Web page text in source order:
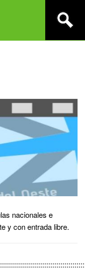
nacionales e
y con entrada libre.